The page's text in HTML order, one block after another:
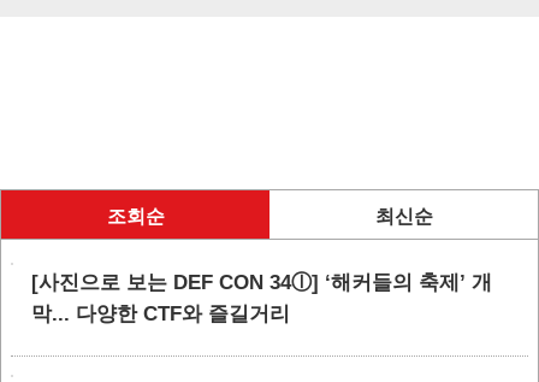
조회순 최신순
[사진으로 보는 DEF CON 34ⓛ] ‘해커들의 축제’ 개
막... 다양한 CTF와 즐길거리